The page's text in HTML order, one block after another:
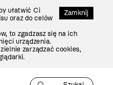
Zamknij
ułatwić Ci
oraz do celów
to zgadzasz się na ich
urządzenia.
zarządzać cookies,